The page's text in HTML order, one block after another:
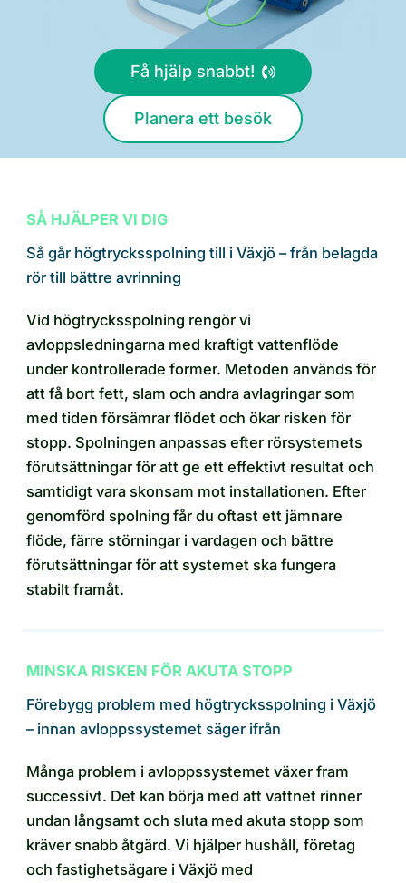
Få hjälp snabbt!
Planera ett besök
SÅ HJÄLPER VI DIG
Så går högtrycksspolning till i Växjö – från belagda
rör till bättre avrinning
Vid högtrycksspolning rengör vi
avloppsledningarna med kraftigt vattenflöde
under kontrollerade former. Metoden används för
att få bort fett, slam och andra avlagringar som
med tiden försämrar flödet och ökar risken för
stopp. Spolningen anpassas efter rörsystemets
förutsättningar för att ge ett effektivt resultat och
samtidigt vara skonsam mot installationen. Efter
genomförd spolning får du oftast ett jämnare
flöde, färre störningar i vardagen och bättre
förutsättningar för att systemet ska fungera
stabilt framåt.
MINSKA RISKEN FÖR AKUTA STOPP
Förebygg problem med högtrycksspolning i Växjö
– innan avloppssystemet säger ifrån
Många problem i avloppssystemet växer fram
successivt. Det kan börja med att vattnet rinner
undan långsamt och sluta med akuta stopp som
kräver snabb åtgärd. Vi hjälper hushåll, företag
och fastighetsägare i Växjö med